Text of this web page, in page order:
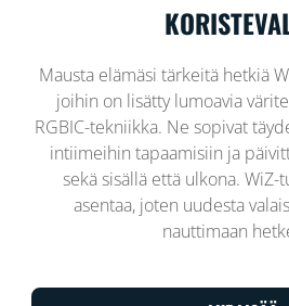
Mausta elämäsi tärkeitä hetkiä
joihin on lisätty lumoavia
RGBIC-tekniikka. Ne sopivat
intiimeihin tapaamisiin ja
sekä sisällä että ulkona.
asentaa, joten uudesta
nauttimaan